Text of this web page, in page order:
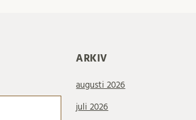
ARKIV
augusti 2026
juli 2026